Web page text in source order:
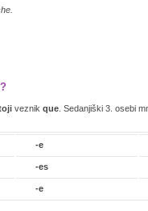
veznik que . Sedanjiški 3. osebi
-e
-es
-e